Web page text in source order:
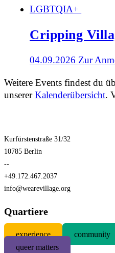
LGBTQIA+
Cripping
04.09.2026 Zur
Weitere Events findest du
unsererKalenderübersicht.
Kurfürstenstraße 31/32
10785 Berlin
--
+49.172.467.2037
info@wearevillage.org
Quartiere
experience community
queer matters